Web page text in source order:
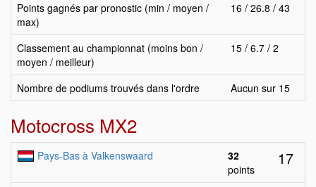
Points gagnés par pronostic (min / moyen /
max)
16 / 26.8 / 43
Classement au championnat (moins bon /
moyen / meilleur)
15 / 6.7 / 2
Nombre de podiums trouvés dans l'ordre Aucun sur 15
Motocross MX2
Pays-Bas à Valkenswaard
32
points
17